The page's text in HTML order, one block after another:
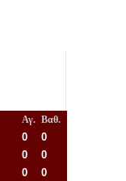
Αγ. Βαθ.
0
0
0
0
0
0